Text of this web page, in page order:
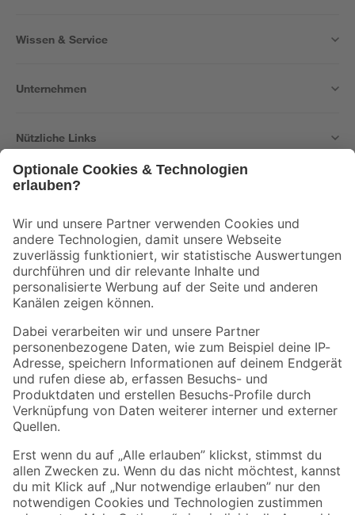
Wissen & Service
Unternehmen
Nützliche Links
Der toom Newsletter: Keine Angebote und Aktionen mehr verpassen!
Zur Newsletter Anmeldung
Folge uns
Zahlungsarten Versandarten
Sicher einkaufen
Jetzt die toom-App herunterladen